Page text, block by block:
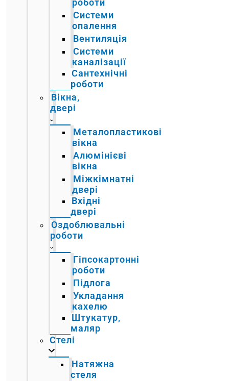
Системи
опалення
Вентиляція
Системи
каналізації
Сантехнічні
роботи
Вікна,
двері
Металопластикові
вікна
Алюмінієві
вікна
Міжкімнатні
двері
Вхідні
двері
Оздоблювальні
роботи
Гіпсокартонні
роботи
Підлога
Укладання
кахелю
Штукатур,
маляр
Стелі
Натяжна
стеля